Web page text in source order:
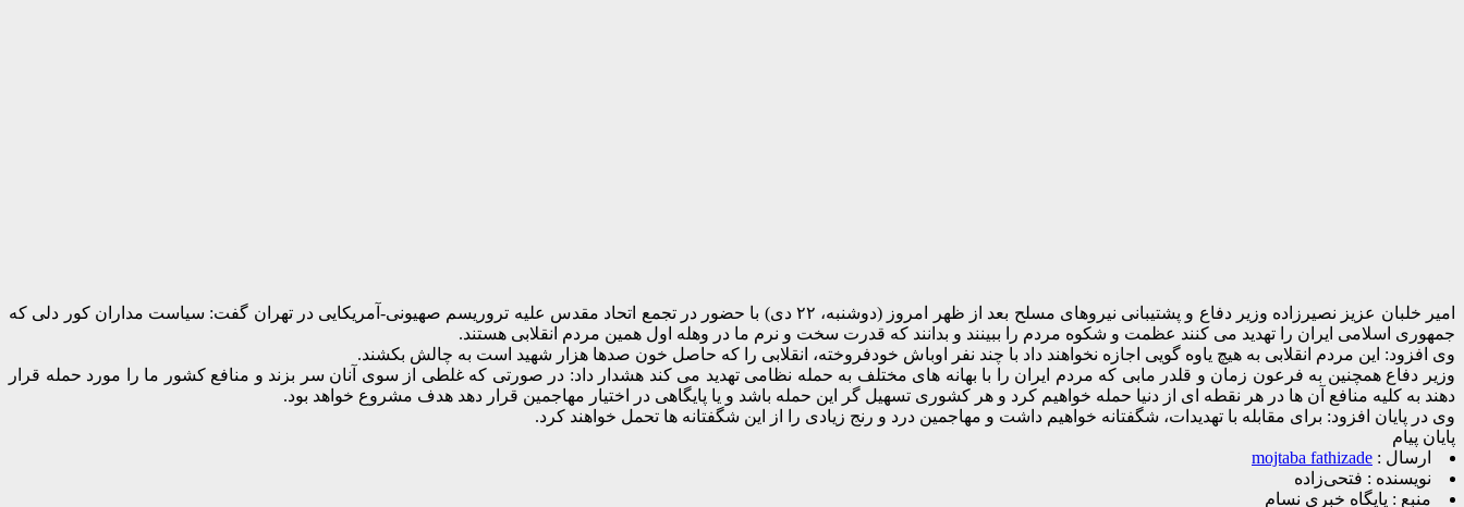
امیر خلبان عزیز نصیرزاده وزیر دفاع و پشتیبانی نیروهای مسلح بعد از ظهر امروز (دوشنبه، ۲۲ دی) با حضور در تجمع اتحاد مقدس علیه تروریسم صهیونی-آمریکایی در تهران گفت: سیاست مداران کور دلی که
جمهوری اسلامی ایران را تهدید می کنند عظمت و شکوه مردم را ببینند و بدانند که قدرت سخت و نرم ما در وهله اول همین مردم انقلابی هستند.
وی افزود: این مردم انقلابی به هیچ یاوه گویی اجازه نخواهند داد با چند نفر اوباش خودفروخته، انقلابی را که حاصل خون صدها هزار شهید است به چالش بکشند.
وزیر دفاع همچنین به فرعون زمان و قلدر مابی که مردم ایران را با بهانه های مختلف به حمله نظامی تهدید می کند هشدار داد: در صورتی که غلطی از سوی آنان سر بزند و منافع کشور ما را مورد حمله قرار
دهند به کلیه منافع آن ها در هر نقطه ای از دنیا حمله خواهیم کرد و هر کشوری تسهیل گر این حمله باشد و یا پایگاهی در اختیار مهاجمین قرار دهد هدف مشروع خواهد بود.
وی در پایان افزود: برای مقابله با تهدیدات، شگفتانه خواهیم داشت و مهاجمین درد و رنج زیادی را از این شگفتانه ها تحمل خواهند کرد.
پایان پیام
ارسال : mojtaba fathizade
نویسنده : فتحی‌زاده
منبع : پایگاه خبری نسام